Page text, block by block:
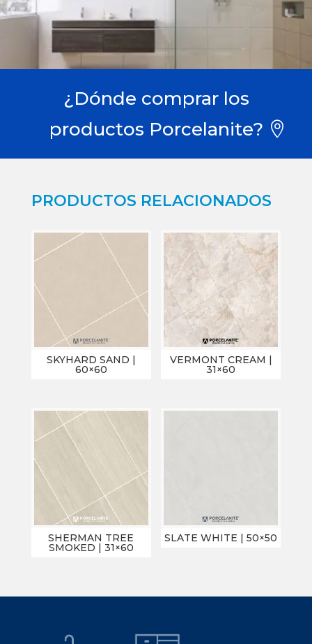
¿Dónde comprar los
productos Porcelanite?
PRODUCTOS RELACIONADOS
SKYHARD SAND |
60×60
VERMONT CREAM |
31×60
SHERMAN TREE
SMOKED | 31×60
SLATE WHITE | 50×50